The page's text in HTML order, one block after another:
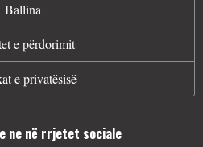
Ballina
e përdorimit
e privatësisë
ne në rrjetet sociale